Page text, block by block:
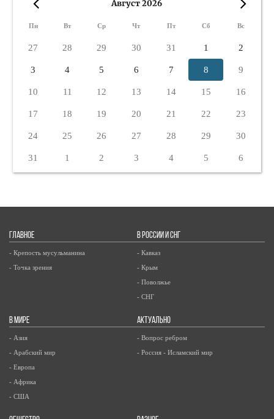
Август 2026
Пн Вт Ср Чт Пт Сб Вс
27 28 29 30 31 1 2
3 4 5 6 7 8 9
10 11 12 13 14 15 16
17 18 19 20 21 22 23
24 25 26 27 28 29 30
31 1 2 3 4 5 6
ГЛАВНОЕ
- Крепость мусульманина
- Точка зрения
В РОССИИ И СНГ
- Кавказ
- Крым
- Поволжье
- СНГ
В МИРЕ
- Азия
- Арабский мир
- Европа
- Африка
- США
АКТУАЛЬНО
- Вопрос ребром
- Россия - Исламский мир